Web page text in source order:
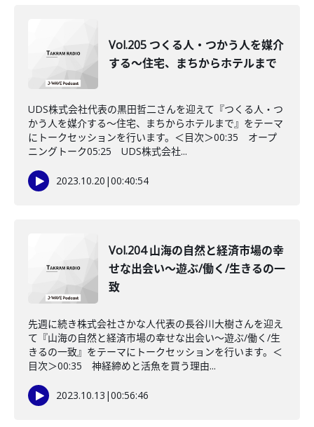
Vol.205 つくる人・つかう人を媒介
する〜住宅、まちからホテルまで
UDS株式会社代表の黒田哲二さんを迎えて『つくる人・つ
かう人を媒介する〜住宅、まちからホテルまで』をテーマ
にトークセッションを行います。＜目次＞00:35 オープ
ニングトーク05:25 UDS株式会社...
2023.10.20 |00:40:54
Vol.204 山海の自然と経済市場の幸
せな出会い〜遊ぶ/働く/生きるの一
致
先週に続き株式会社さかな人代表の長谷川大樹さんを迎え
て『山海の自然と経済市場の幸せな出会い〜遊ぶ/働く/生
きるの一致』をテーマにトークセッションを行います。＜
目次＞00:35 神経締めと活魚を買う理由...
2023.10.13 |00:56:46